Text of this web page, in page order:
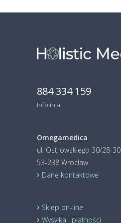
884 334 159
Infolinia
Omegamedica
ul. Ostrowskiego 30/28-30
53-238 Wrocław
Dane kontaktowe
Sklep on-line
Wysyłka i płatności